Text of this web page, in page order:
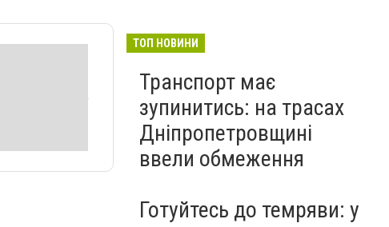
ТОП НОВИНИ
Транспорт має
зупинитись: на трасах
Дніпропетровщині
ввели обмеження
Готуйтесь до темряви: у